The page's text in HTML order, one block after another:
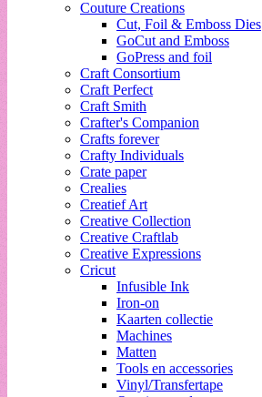
Couture Creations
Cut, Foil & Emboss Dies
GoCut and Emboss
GoPress and foil
Craft Consortium
Craft Perfect
Craft Smith
Crafter's Companion
Crafts forever
Crafty Individuals
Crate paper
Crealies
Creatief Art
Creative Collection
Creative Craftlab
Creative Expressions
Cricut
Infusible Ink
Iron-on
Kaarten collectie
Machines
Matten
Tools en accessories
Vinyl/Transfertape